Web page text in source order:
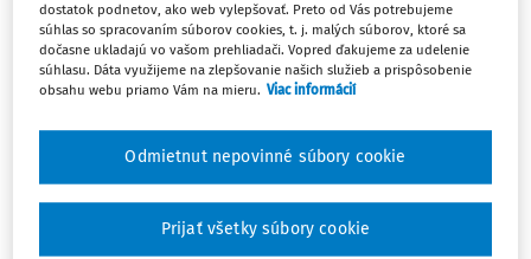
nahlásiť do nedele 5. júna 2022. Formulár je dôležité
vyplniť a odoslať do tohto termínu tiež preto, aby 13.
dôchodok nebol vyplatený vo vyššej sume, ako stanovuje
zákon.
Oznámiť sumu dôchodku z cudziny je možné
elektronickým formulárom dostupným na webovom sídle
Sociálnej poisťovne tu:Oznamovanie dôchodku zo
zahraničia (e-formulár).
dostatok podnetov, ako web vylepšovať. Preto od Vás potrebujeme
súhlas so spracovaním súborov cookies, t. j. malých súborov, ktoré sa
dočasne ukladajú vo vašom prehliadači. Vopred ďakujeme za udelenie
súhlasu. Dáta využijeme na zlepšovanie našich služieb a prispôsobenie
obsahu webu priamo Vám na mieru. Viac informácií
Odmietnut nepovinné súbory cookie
Prijať všetky súbory cookie